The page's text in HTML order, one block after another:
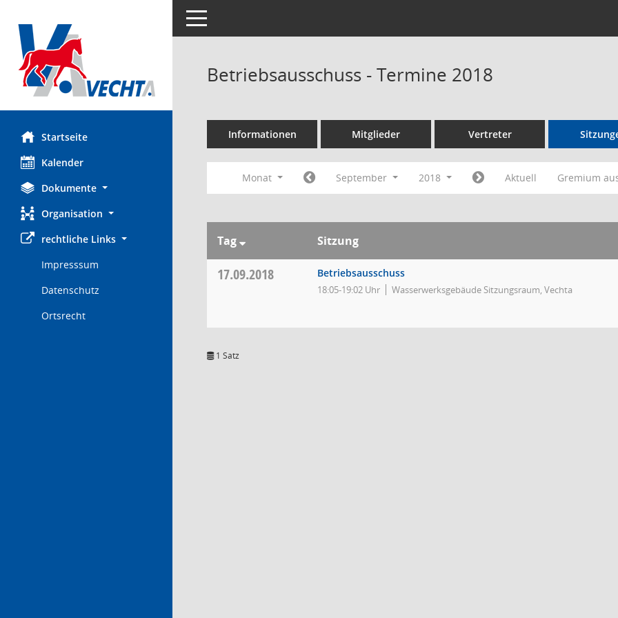
Startseite
Kalender
Dokumente
Organisation
rechtliche Links
Impresssum
Datenschutz
Ortsrecht
Toggle navigation
Betriebsausschuss - Termine 2018
Informationen Mitglieder Vertreter
Monat September 2018 Aktuell Gremium
Tag Sitzung
17.09.2018 Betriebsausschuss
18:05-19:02 Uhr Wasserwerksgebäude Sitzungsraum, Vechta
1 Satz